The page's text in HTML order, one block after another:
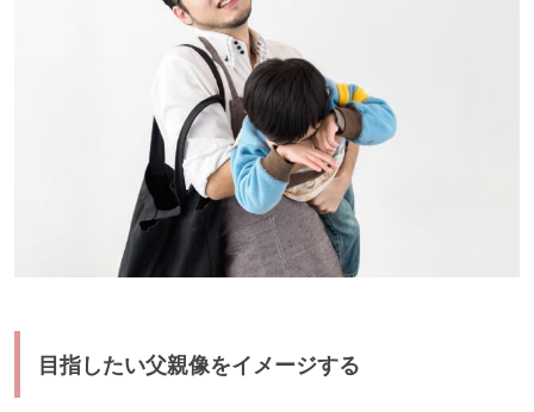
目指したい父親像をイメージする